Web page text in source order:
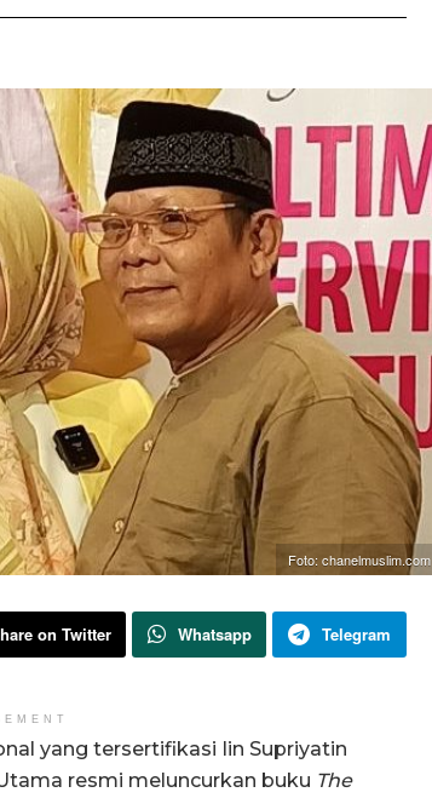
Foto: chanelmuslim.com
on Twitter Whatsapp Telegram
yang tersertifikasi Iin Supriyatin
resmi meluncurkan buku The